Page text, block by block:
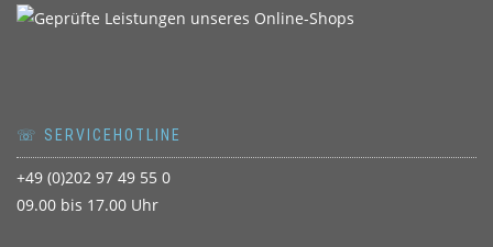
☏ SERVICEHOTLINE
+49 (0)202 97 49 55 0
09.00 bis 17.00 Uhr